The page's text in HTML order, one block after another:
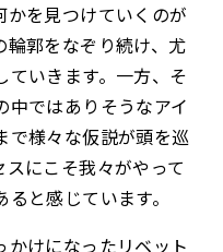
かを見つけていくのが
郭をなぞり続け、尤
ていきます。一方、そ
中ではありそうなアイ
で様々な仮説が頭を巡
にこそ我々がやって
と感じています。
かけになったリベット